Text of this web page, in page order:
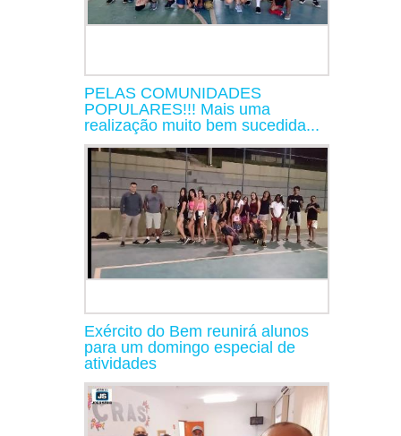
PELAS COMUNIDADES
POPULARES!!! Mais uma
realização muito bem sucedida...
Exército do Bem reunirá alunos
para um domingo especial de
atividades